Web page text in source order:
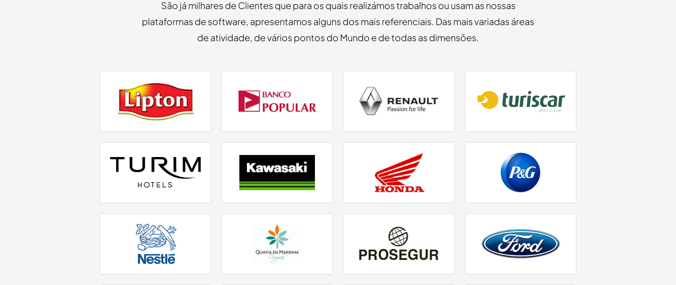
São já milhares de Clientes que para os quais realizámos trabalhos ou usam as nossas
plataformas de software, apresentamos alguns dos mais referenciais. Das mais variadas áreas
de atividade, de vários pontos do Mundo e de todas as dimensões.